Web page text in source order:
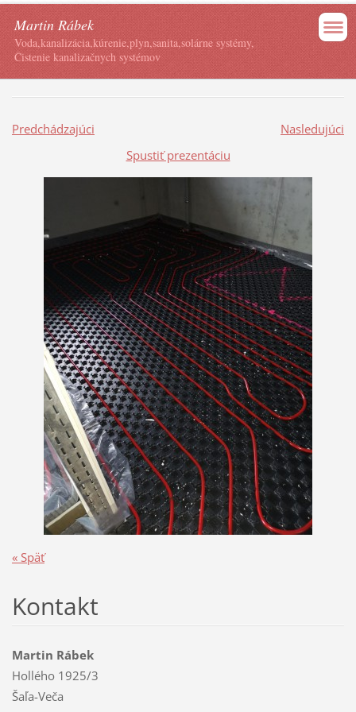
Martin Rábek
Voda,kanalizácia,kúrenie,plyn,sanita,solárne systémy,
Čistenie kanalizačnych systémov
Predchádzajúci
Nasledujúci
Spustiť prezentáciu
« Späť
Kontakt
Martin Rábek
Hollého 1925/3
Šaľa-Veča